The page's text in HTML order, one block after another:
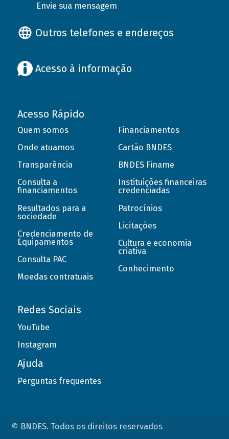
Envie sua mensagem
Outros telefones e endereços
Acesso à informação
Acesso Rápido
Quem somos
Onde atuamos
Transparência
Consulta a
financiamentos
Resultados para a
sociedade
Credenciamento de
Equipamentos
Consulta PAC
Moedas contratuais
Financiamentos
Cartão BNDES
BNDES Finame
Instituições financeiras
credenciadas
Patrocínios
Licitações
Cultura e economia
criativa
Conhecimento
Redes Sociais
YouTube
Instagram
Ajuda
Perguntas frequentes
© BNDES. Todos os direitos reservados